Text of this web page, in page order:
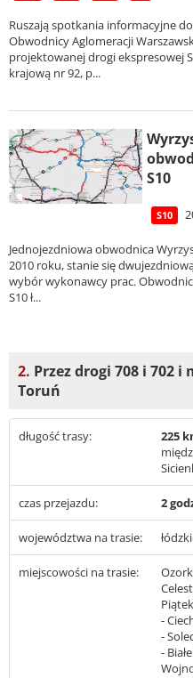
Ruszają spotkania informacyjne
Obwodnicy Aglomeracji
projektowanej drogi ekspresowej
krajową nr 92, p...
S10
S10
Jednojezdniowa obwodnica
2010 roku, stanie się
wybór wykonawcy prac.
S10 ł...
2. Przez drogi 708 i 702 i
Toruń
długość trasy: 225
czas przejazdu: 2
województwa na trasie:
miejscowości na trasie:
-
-
-